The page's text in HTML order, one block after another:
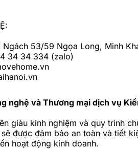
53/59 Ngọa Long, Minh
34 34 334 (zalo)
nghệ và Thương mại dịch vụ
giàu kinh nghiệm và quy trình
được đảm bảo an toàn và tiết
hoạt động kinh doanh.